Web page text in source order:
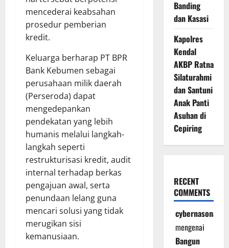
mencederai keabsahan
prosedur pemberian
kredit.
Keluarga berharap PT BPR
Bank Kebumen sebagai
perusahaan milik daerah
(Perseroda) dapat
mengedepankan
pendekatan yang lebih
humanis melalui langkah-
langkah seperti
restrukturisasi kredit, audit
internal terhadap berkas
pengajuan awal, serta
penundaan lelang guna
mencari solusi yang tidak
merugikan sisi
kemanusiaan.
Banding
dan Kasasi
Kapolres
Kendal
AKBP Ratna
Silaturahmi
dan Santuni
Anak Panti
Asuhan di
Cepiring
RECENT
COMMENTS
cybernasonal
mengenai
Bangun